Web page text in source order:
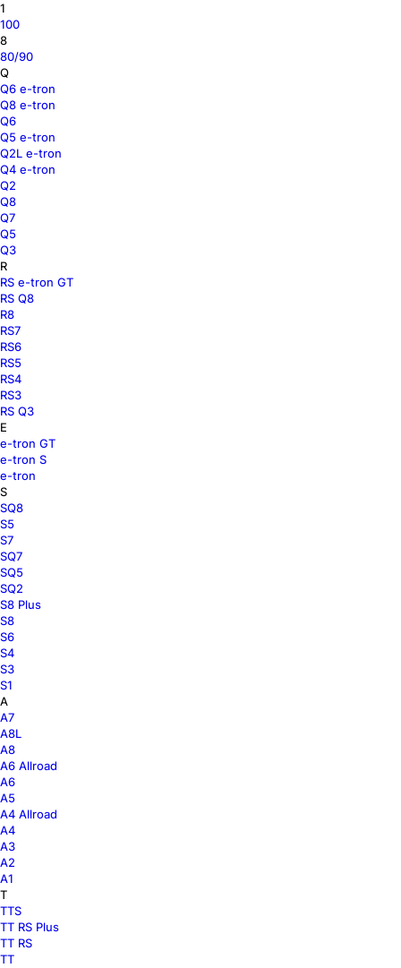
1
100
8
80/90
Q
Q6 e-tron
Q8 e-tron
Q6
Q5 e-tron
Q2L e-tron
Q4 e-tron
Q2
Q8
Q7
Q5
Q3
R
RS e-tron GT
RS Q8
R8
RS7
RS6
RS5
RS4
RS3
RS Q3
E
e-tron GT
e-tron S
e-tron
S
SQ8
S5
S7
SQ7
SQ5
SQ2
S8 Plus
S8
S6
S4
S3
S1
A
A7
A8L
A8
A6 Allroad
A6
A5
A4 Allroad
A4
A3
A2
A1
T
TTS
TT RS Plus
TT RS
TT